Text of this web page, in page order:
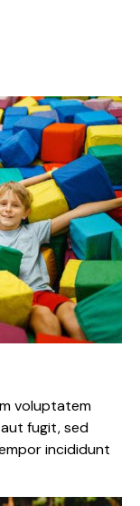
voluptatem
fugit, sed
incididunt